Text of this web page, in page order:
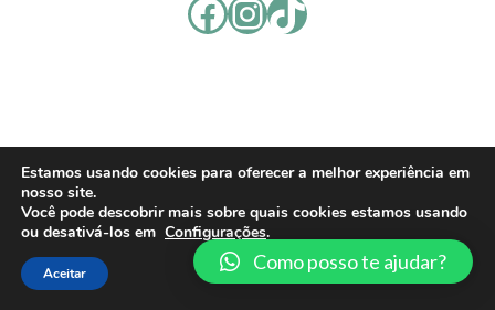
Estamos usando cookies para oferecer a melhor experiência em
nosso site.
Você pode descobrir mais sobre quais cookies estamos usando
ou desativá-los em Configurações.
Aceitar
Como posso te ajudar?